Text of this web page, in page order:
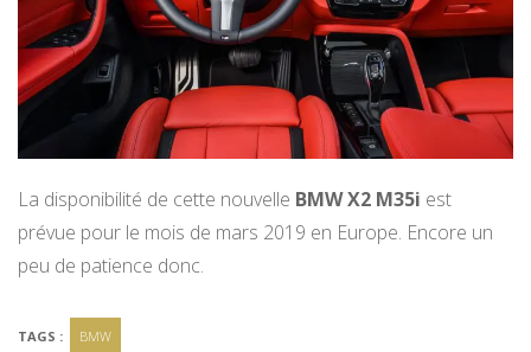
La disponibilité de cette nouvelle BMW X2 M35i est
prévue pour le mois de mars 2019 en Europe. Encore un
peu de patience donc.
TAGS : BMW